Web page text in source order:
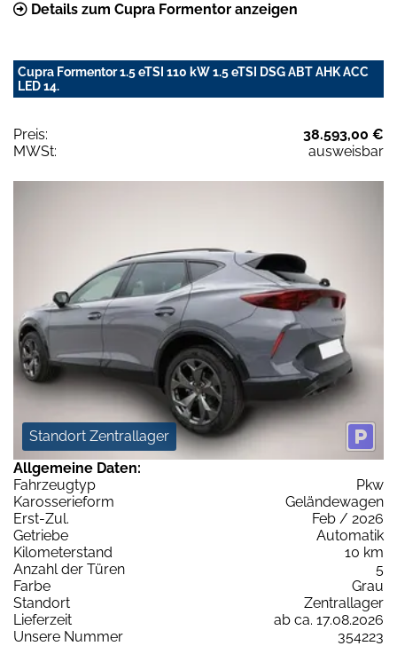
Details zum Cupra Formentor anzeigen
Cupra Formentor 1.5 eTSI 110 kW 1.5 eTSI DSG ABT AHK ACC
LED 14.
Preis:
38.593,00 €
MWSt:
ausweisbar
Standort Zentrallager
Allgemeine Daten:
Fahrzeugtyp
Pkw
Karosserieform
Geländewagen
Erst-Zul.
Feb / 2026
Getriebe
Automatik
Kilometerstand
10 km
Anzahl der Türen
5
Farbe
Grau
Standort
Zentrallager
Lieferzeit
ab ca. 17.08.2026
Unsere Nummer
354223